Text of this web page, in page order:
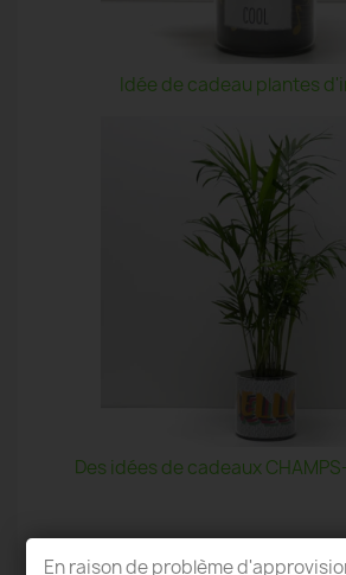
Idée de cadeau plantes
Des idées de cadeaux
En raison de problème